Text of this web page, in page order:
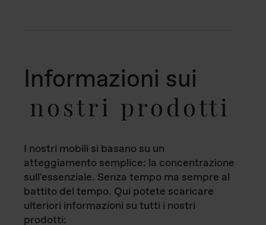
Informazioni sui
nostri prodotti
I nostri mobili si basano su un
atteggiamento semplice: la concentrazione
sull'essenziale. Senza tempo ma sempre al
battito del tempo. Qui potete scaricare
ulteriori informazioni su tutti i nostri
prodotti: